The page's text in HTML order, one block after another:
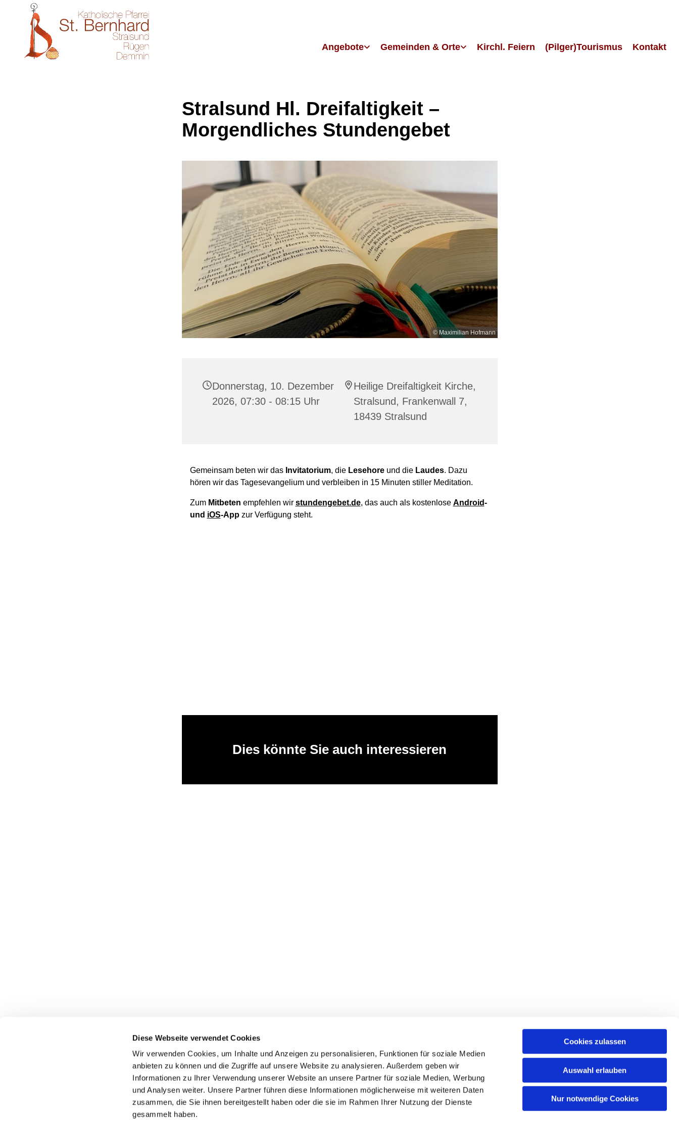
Diese Webseite verwendet Cookies
Wir verwenden Cookies, um Inhalte und Anzeigen zu personalisieren, Funktionen für soziale Medien
anbieten zu können und die Zugriffe auf unsere Website zu analysieren. Außerdem geben wir
Informationen zu Ihrer Verwendung unserer Website an unsere Partner für soziale Medien, Werbung
und Analysen weiter. Unsere Partner führen diese Informationen möglicherweise mit weiteren Daten
zusammen, die Sie ihnen bereitgestellt haben oder die sie im Rahmen Ihrer Nutzung der Dienste
gesammelt haben.
Cookies zulassen
Auswahl erlauben
Nur notwendige Cookies
Angebote Gemeinden & Orte Kirchl. Feiern (Pilger)Tourismus Kontakt
Stralsund Hl. Dreifaltigkeit –
Morgendliches Stundengebet
© Maximilian Hofmann
Donnerstag, 10. Dezember
2026, 07:30 - 08:15 Uhr
Heilige Dreifaltigkeit Kirche,
Stralsund, Frankenwall 7,
18439 Stralsund
Gemeinsam beten wir das Invitatorium, die Lesehoreund die Laudes. Dazu
hören wir das Tagesevangelium und verbleiben in 15 Minuten stiller Meditation.
Zum Mitbeten empfehlen wir stundengebet.de, das auch als kostenlose Android-
und iOS-Appzur Verfügung steht.
Dies könnte Sie auch interessieren
Katholische Kirchengemeinde Pfarrei St. Bernhard Stralsund/Rügen/Demmin • Frankenstr. 39 • 18439 Stralsund
Hinweisgebersystem